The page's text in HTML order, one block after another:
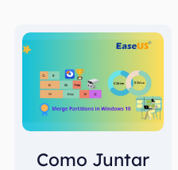
Como Juntar